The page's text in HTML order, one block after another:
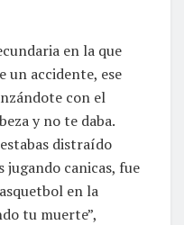
en la que
un accidente, ese
con el
y no te daba.
distraído
jugando canicas, fue
en la
tu muerte”,